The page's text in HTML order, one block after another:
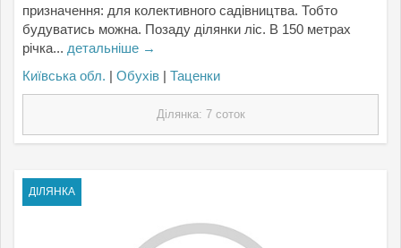
призначення: для колективного садівництва. Тобто
будуватись можна. Позаду ділянки ліс. В 150 метрах
річка... детальніше →
Київська обл. | Обухів | Таценки
Ділянка: 7 соток
ДІЛЯНКА